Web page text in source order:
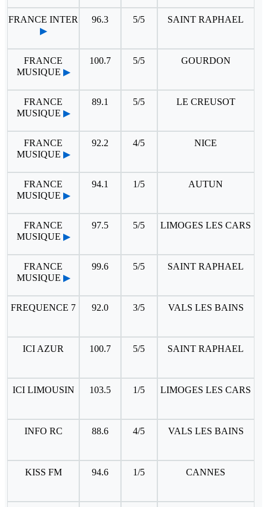
FRANCE INTER
▶
96.3 5/5 SAINT RAPHAEL
FRANCE
MUSIQUE ▶
100.7 5/5 GOURDON
FRANCE
MUSIQUE ▶
89.1 5/5 LE CREUSOT
FRANCE
MUSIQUE ▶
92.2 4/5 NICE
FRANCE
MUSIQUE ▶
94.1 1/5 AUTUN
FRANCE
MUSIQUE ▶
97.5 5/5 LIMOGES LES CARS
FRANCE
MUSIQUE ▶
99.6 5/5 SAINT RAPHAEL
FREQUENCE 7 92.0 3/5 VALS LES BAINS
ICI AZUR 100.7 5/5 SAINT RAPHAEL
ICI LIMOUSIN 103.5 1/5 LIMOGES LES CARS
INFO RC 88.6 4/5 VALS LES BAINS
KISS FM 94.6 1/5 CANNES